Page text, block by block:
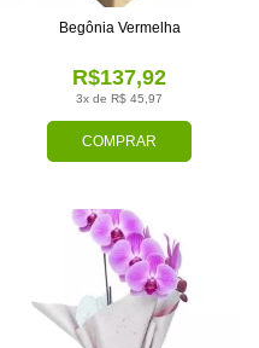
COMPRAR
3x de R$ 45,97
R$137,92
Begônia Vermelha